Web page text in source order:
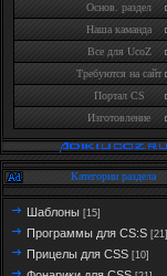
Основ. раздел
Наша каманда
Все для UcoZ
Требуются на сайт
Портал CS
Изготовление
Категории раздела
Шаблоны [15]
Программы для CS:S [21]
Прицелы для CSS [10]